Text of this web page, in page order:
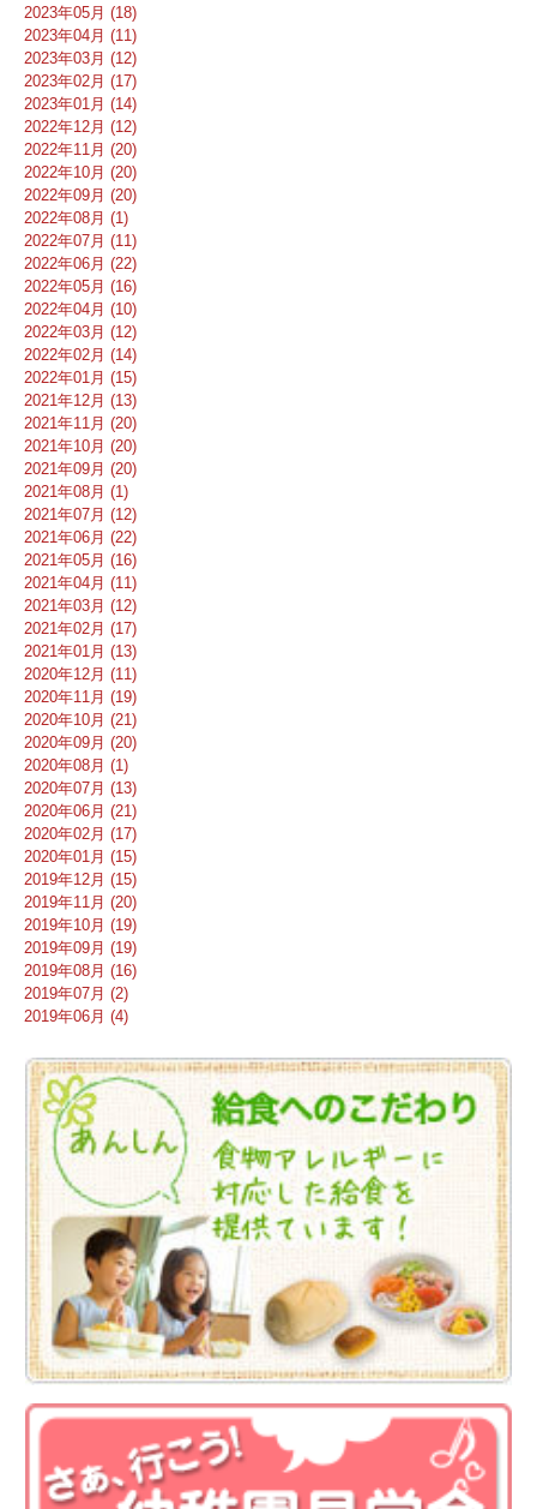
2023年05月 (18)
2023年04月 (11)
2023年03月 (12)
2023年02月 (17)
2023年01月 (14)
2022年12月 (12)
2022年11月 (20)
2022年10月 (20)
2022年09月 (20)
2022年08月 (1)
2022年07月 (11)
2022年06月 (22)
2022年05月 (16)
2022年04月 (10)
2022年03月 (12)
2022年02月 (14)
2022年01月 (15)
2021年12月 (13)
2021年11月 (20)
2021年10月 (20)
2021年09月 (20)
2021年08月 (1)
2021年07月 (12)
2021年06月 (22)
2021年05月 (16)
2021年04月 (11)
2021年03月 (12)
2021年02月 (17)
2021年01月 (13)
2020年12月 (11)
2020年11月 (19)
2020年10月 (21)
2020年09月 (20)
2020年08月 (1)
2020年07月 (13)
2020年06月 (21)
2020年02月 (17)
2020年01月 (15)
2019年12月 (15)
2019年11月 (20)
2019年10月 (19)
2019年09月 (19)
2019年08月 (16)
2019年07月 (2)
2019年06月 (4)